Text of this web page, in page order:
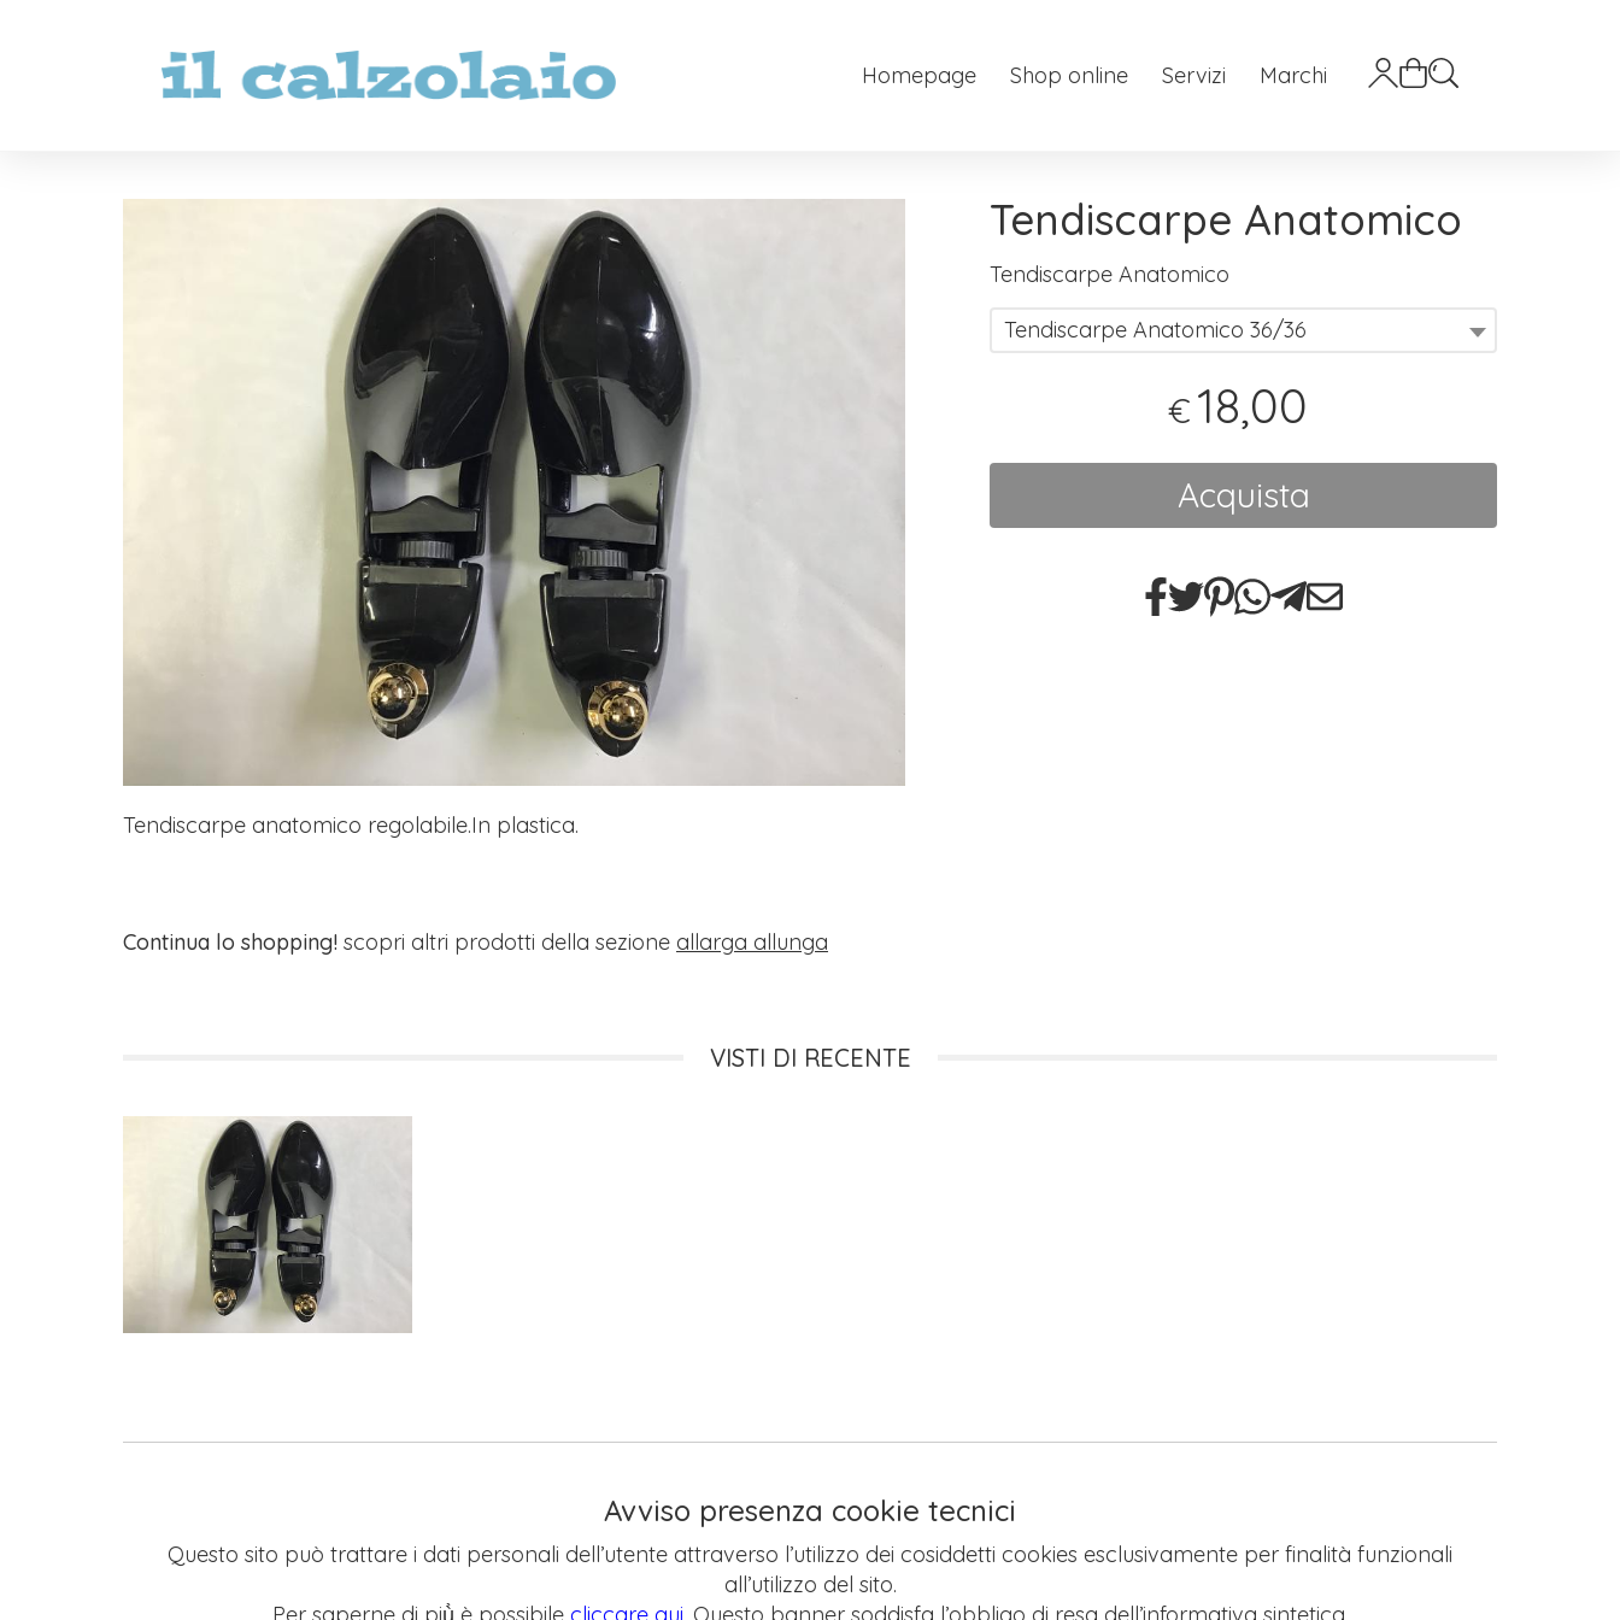
Homepage Shop online Servizi Marchi
Tendiscarpe anatomico regolabile.In plastica.
Tendiscarpe Anatomico
Tendiscarpe Anatomico
Tendiscarpe Anatomico 36/36
€ 18,00
Acquista
Continua lo shopping! scopri altri prodotti della sezione allarga allunga
VISTI DI RECENTE
Avviso presenza cookie tecnici
Questo sito può trattare i dati personali dell’utente attraverso l’utilizzo dei cosiddetti cookies esclusivamente per finalità funzionali
all’utilizzo del sito.
Per saperne di più̀ è possibile cliccare qui . Questo banner soddisfa l’obbligo di resa dell’informativa sintetica.